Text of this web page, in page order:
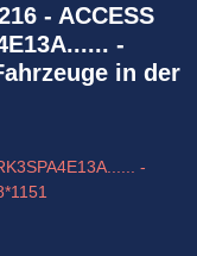
- ACCESS
-
in der
-